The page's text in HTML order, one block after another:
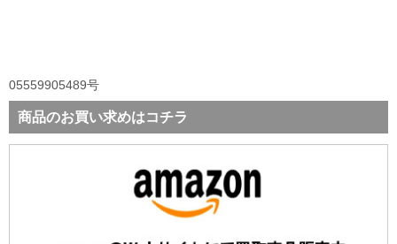
05559905489号
商品のお買い求めはコチラ